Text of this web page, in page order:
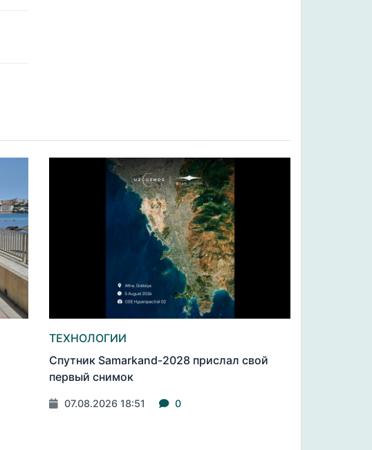
ТЕХНОЛОГИИ
Спутник Samarkand-2028 прислал свой
первый снимок
07.08.2026 18:51 0